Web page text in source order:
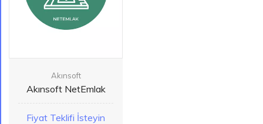
Akınsoft
Akınsoft NetEmlak
Fiyat Teklifi İsteyin